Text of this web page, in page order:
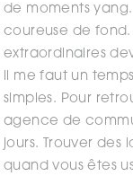
de moments yang.
coureuse de fond.
extraordinaires
il me faut un
simples. Pour
agence de
jours. Trouver des
quand vous êtes